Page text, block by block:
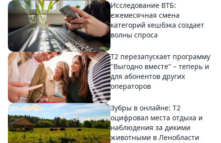
Исследование ВТБ:
ежемесячная смена
категорий кешбэка создает
волны спроса
Т2 перезапускает программу
"Выгодно вместе" – теперь и
для абонентов других
операторов
Зубры в онлайне: Т2
оцифровал места отдыха и
наблюдения за дикими
животными в Ленобласти